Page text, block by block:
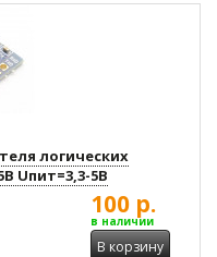
логических
Uпит=3,3-5В
100 р.
в наличии
В корзину